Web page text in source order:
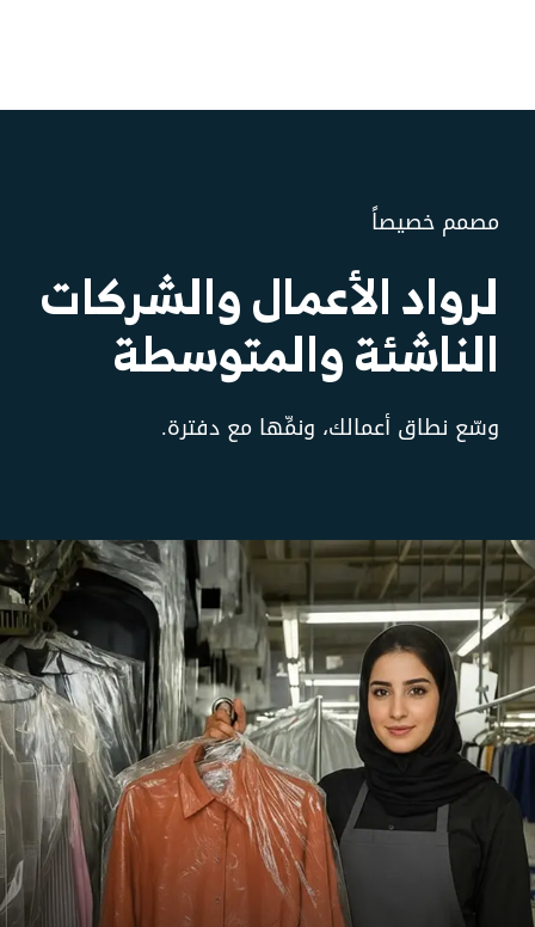
مصمم خصيصاً
لرواد الأعمال والشركات
الناشئة والمتوسطة
وسّع نطاق أعمالك، ونمِّها مع دفترة.